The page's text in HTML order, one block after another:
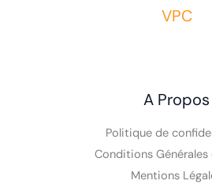
VPC
A Propos
Politique de
Conditions Générales
Mentions